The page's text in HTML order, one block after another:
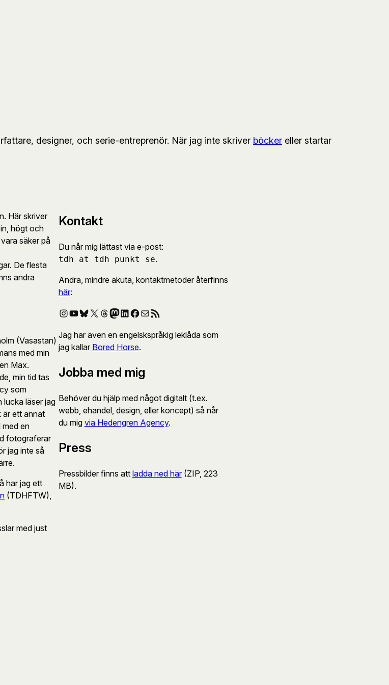
designer, och serie-entreprenör. När jag inte skriver böcker eller startar
Här skriver
högt och
säker på
De flesta
andra
(Vasastan)
med min
Max.
min tid tas
som
lucka läser jag
är ett annat
med en
fotograferar
jag inte så
har jag ett
(TDHFTW),
med just
Kontakt
Du når mig lättast via e-post:
tdh at tdh punkt se.
Andra, mindre akuta, kontaktmetoder återfinns
här:
Instagram
YouTube
Bluesky
X Threads
Mastodon
LinkedIn
Facebook
E-postRSS-flöde
Jag har även en engelskspråkig leklåda som
jag kallar Bored Horse.
Jobba med mig
Behöver du hjälp med något digitalt (t.ex.
webb, ehandel, design, eller koncept) så når
du mig via Hedengren Agency.
Press
Pressbilder finns att ladda ned här(ZIP, 223
MB).